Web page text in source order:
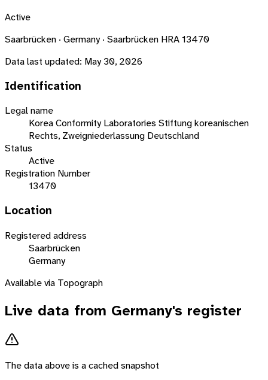
Active
Saarbrücken · Germany · Saarbrücken HRA 13470
Data last updated: May 30, 2026
Identification
Legal name
Korea Conformity Laboratories Stiftung koreanischen
Rechts, Zweigniederlassung Deutschland
Status
Active
Registration Number
13470
Location
Registered address
Saarbrücken
Germany
Available via Topograph
Live data from Germany's register
The data above is a cached snapshot